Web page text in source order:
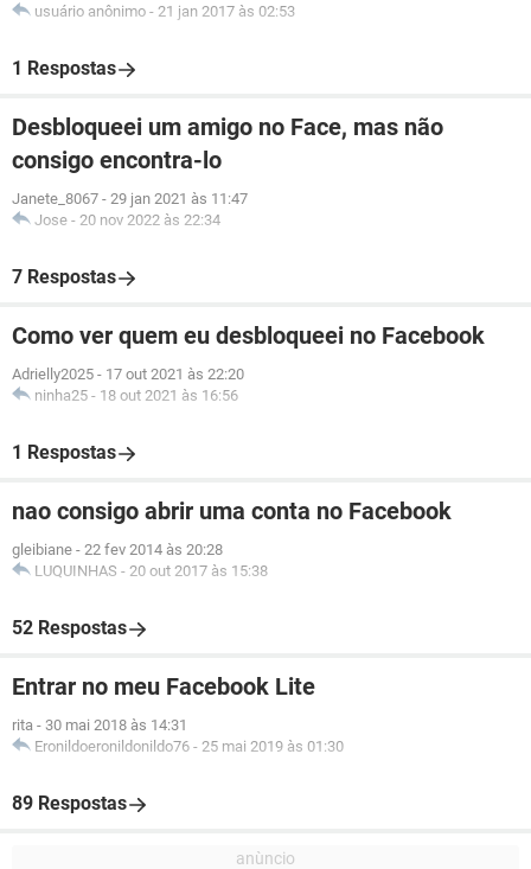
usuário anônimo - 21 jan 2017 às 02:53
1 Respostas
Desbloqueei um amigo no Face, mas não
consigo encontra-lo
Janete_8067 - 29 jan 2021 às 11:47
Jose - 20 nov 2022 às 22:34
7 Respostas
Como ver quem eu desbloqueei no Facebook
Adrielly2025 - 17 out 2021 às 22:20
ninha25 - 18 out 2021 às 16:56
1 Respostas
nao consigo abrir uma conta no Facebook
gleibiane - 22 fev 2014 às 20:28
LUQUINHAS - 20 out 2017 às 15:38
52 Respostas
Entrar no meu Facebook Lite
rita - 30 mai 2018 às 14:31
Eronildoeronildonildo76 - 25 mai 2019 às 01:30
89 Respostas